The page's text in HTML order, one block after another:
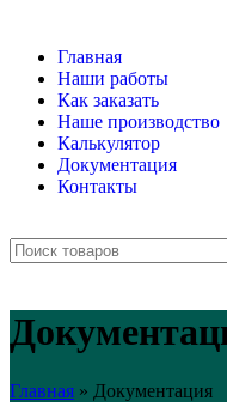
Главная
Наши работы
Как заказать
Наше производство
Калькулятор
Документация
Контакты
Главная » Документация